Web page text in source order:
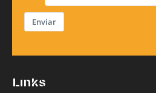
Enviar
Links